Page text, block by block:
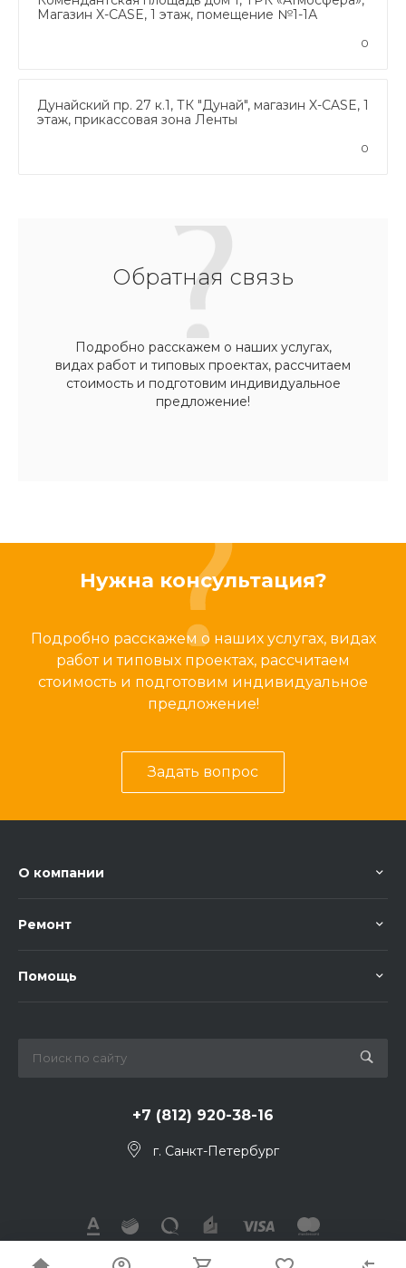
Магазин X-CASE, 1 этаж, помещение №1-1А
0
Дунайский пр. 27 к.1, ТК "Дунай", магазин X-CASE, 1
этаж, прикассовая зона Ленты
0
Обратная связь
Подробно расскажем о наших услугах,
видах работ и типовых проектах, рассчитаем
стоимость и подготовим индивидуальное
предложение!
Нужна консультация?
Подробно расскажем о наших услугах, видах
работ и типовых проектах, рассчитаем
стоимость и подготовим индивидуальное
предложение!
Задать вопрос
О компании
Ремонт
Помощь
+7 (812) 920-38-16
г. Санкт-Петербург